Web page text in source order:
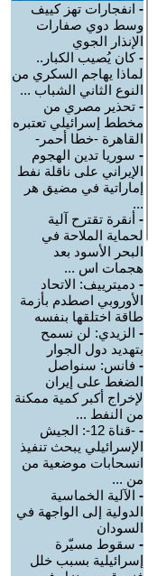
- انفجارات تهز كييف
وسط دوي صفارات
الإنذار الجوي
-كان يُصيب الكبار..
لماذا يهاجم السكري من
النوع الثاني الشباب ...
- تحذير مصري من
مخطط إسرائيلي تعتبره
القاهرة -خطا أحمر-
- سوريا تدين الهجوم
الإيراني على ناقلة نفط
إماراتية في مضيق هر
...
- أنقرة تقترح آلية
لحماية الملاحة في
البحر الأسود بعد
هجمات اس ...
- دميترييف: الاتحاد
الأوروبي اصطدم بأزمة
طاقة اختلقها بنفسه
- الزيدي: لن نسمح
بتهديد دول الجوار
- فانس: سنواصل
الضغط على إيران
لإخراج أكبر كمية ممكنة
من النفط ...
-
-قناة 12-: الجيش
الإسرائيلي يبحث تنفيذ
انسحابات موضعية من
من ...
- الآلية الخماسية
الدولية إلى الواجهة في
السودان
- سقوط مسيّرة
إسرائيلية بسبب خلل